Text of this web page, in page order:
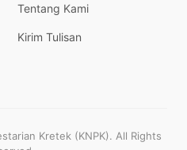
Tentang Kami
Kirim Tulisan
Kretek (KNPK). All Rights